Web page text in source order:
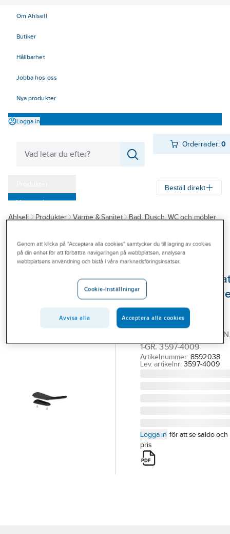
Om Ahlsell
Butiker
Hållbarhet
Jobba hos oss
Nya produkter
Logga in
Orderrader:0
Varumärken
Kampanjer
Branscher
Beställ direkt
Ahlsell Produkter Värme & Sanitet
Bad, Dusch, WC och möbler
Reservdelar Övrigt
Siljan/Fryken
FMM
FMM SILJAN/FRYKEN
CARE KIT MED SNAP-
1-GR. 3597-4009
Artikelnummer: 8592038
Lev. artikelnr: 3597-4009
Logga in för att se saldo och
pris
Genom att klicka på "Acceptera alla cookies" samtycker du till lagring av cookies
på din enhet för att förbättra navigeringen på webbplatsen, analysera
webbplatsens användning och bistå i våra marknadsföringsinsatser.
Cookie-inställningar
Avvisa alla Acceptera alla cookies